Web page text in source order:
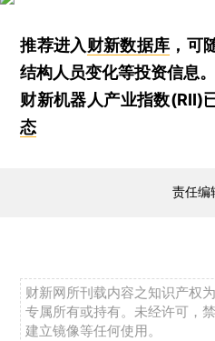
推荐进入财新数据库 ，可
结构人员变化等投资信息。
财新机器人产业指数(RII)
态
责任编
财新网所刊载内容之知识产权
专属所有或持有。未经许可，
建立镜像等任何使用。